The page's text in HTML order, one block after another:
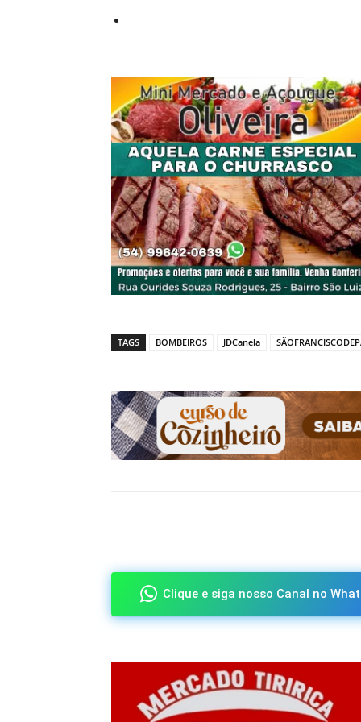
TAGS BOMBEIROS JDCanela
Clique e siga nosso Canal no